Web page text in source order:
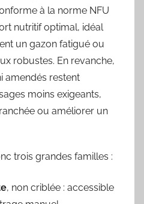
à la norme NFU
nutritif optimal, idéal
un gazon fatigué ou
robustes. En revanche,
amendés restent
moins exigeants,
ou améliorer un
trois grandes familles :
, non criblée : accessible